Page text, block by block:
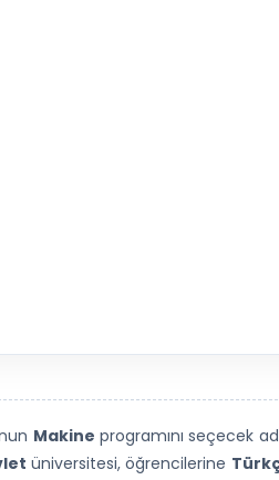
Makine programını seçecek
üniversitesi, öğrencilerine